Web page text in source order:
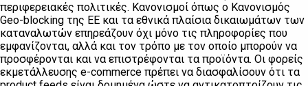
περιφερειακές πολιτικές. Κανονισμοί όπως ο Κανονισμός
Geo-blocking της ΕΕ και τα εθνικά πλαίσια δικαιωμάτων των
καταναλωτών επηρεάζουν όχι μόνο τις πληροφορίες που
εμφανίζονται, αλλά και τον τρόπο με τον οποίο μπορούν να
προσφέρονται και να επιστρέφονται τα προϊόντα. Οι φορείς
εκμετάλλευσης e-commerce πρέπει να διασφαλίσουν ότι τα